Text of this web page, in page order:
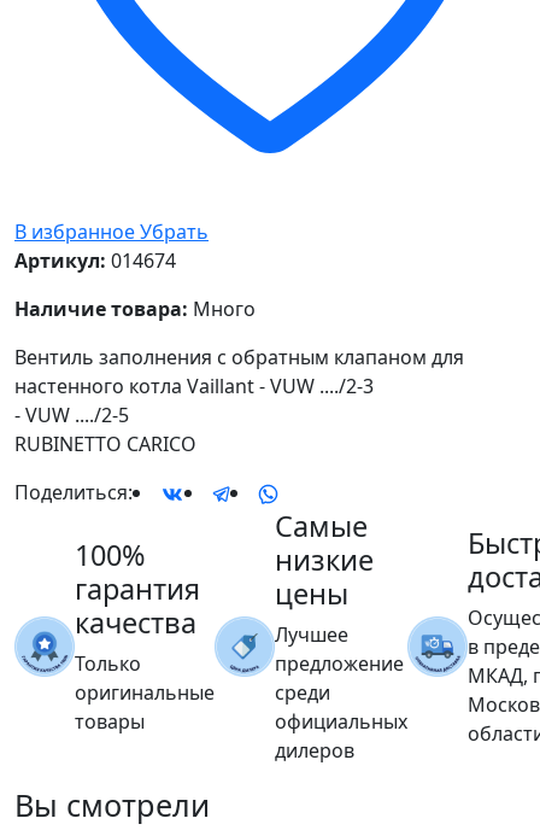
В избранноеУбрать
Артикул: 014674
Наличие товара: Много
Вентиль заполнения с обратным клапаном для
настенного котла Vaillant - VUW ..../2-3
- VUW ..../2-5
RUBINETTO CARICO
Поделиться:
100%
гарантия
качества
Только
оригинальные
товары
Самые
низкие
цены
Лучшее
предложение
среди
официальных
дилеров
в
МКАД,
Вы смотрели